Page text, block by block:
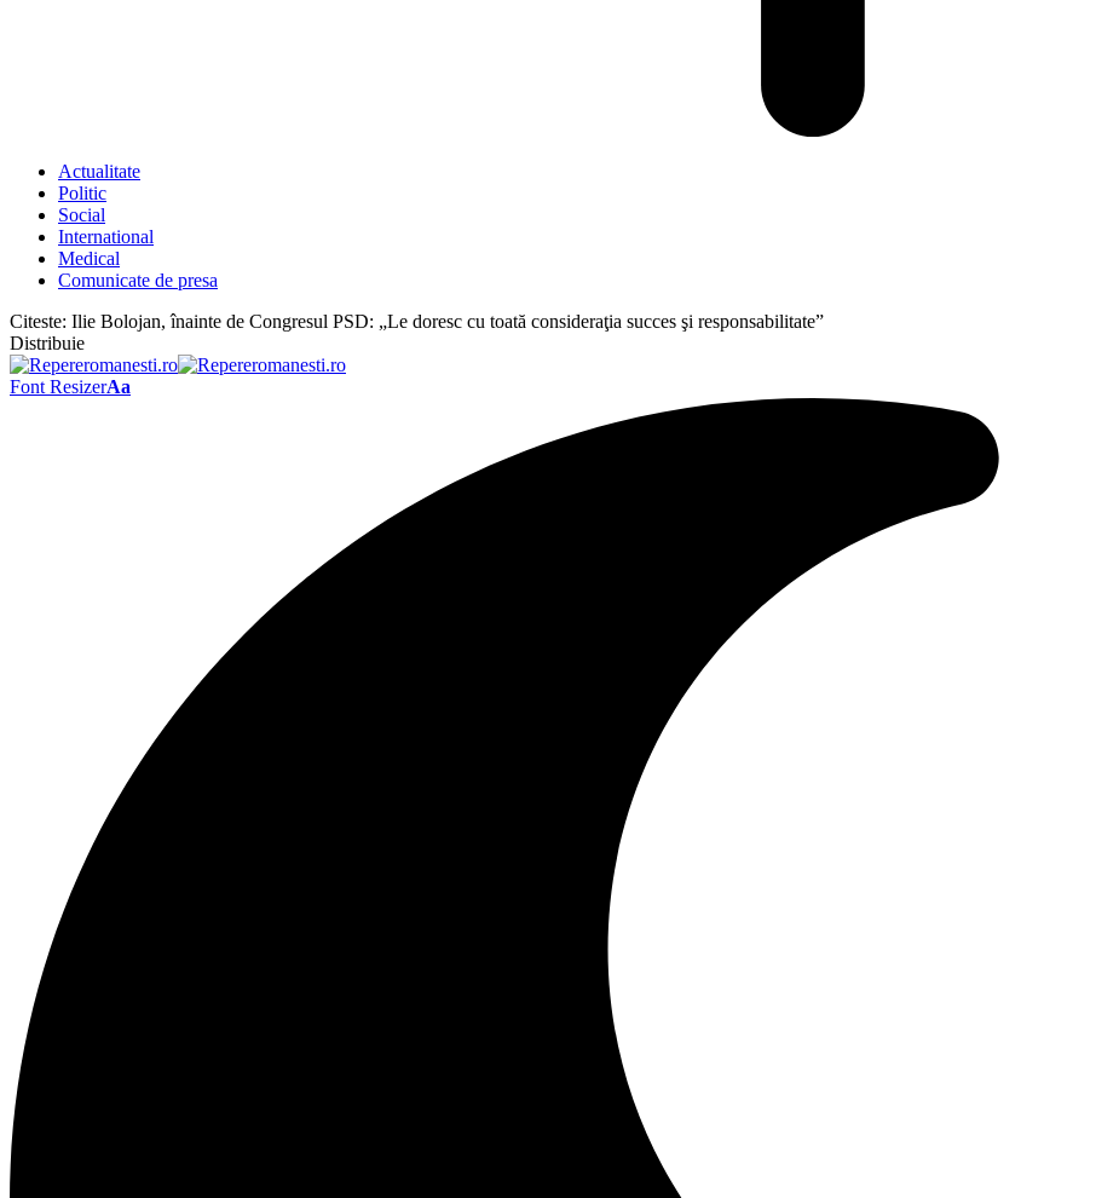
Actualitate
Politic
Social
International
Medical
Comunicate de presa
Citeste: Ilie Bolojan, înainte de Congresul PSD: „Le doresc cu toată consideraţia succes şi responsabilitate”
Distribuie
Font ResizerAa